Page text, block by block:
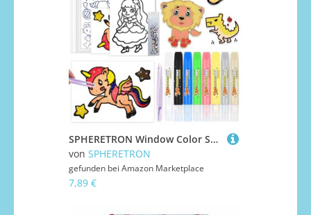
SPHERETRON Window Color Set Fensterfarben Kinder 8 Fenstermalfarben Window Color Set Kinder ab 3 4 5 6 7 Windows Colors Konturenfarbe Windows Colors Farben für DIY Glas, Spiegel, Fliesen Und Glas
von SPHERETRON
gefunden bei Amazon Marketplace
7,89 €